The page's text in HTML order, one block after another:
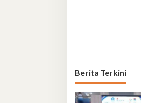
Berita Terkini